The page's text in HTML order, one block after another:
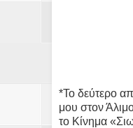
*Το δεύτερο
μου στον
το Κίνημα